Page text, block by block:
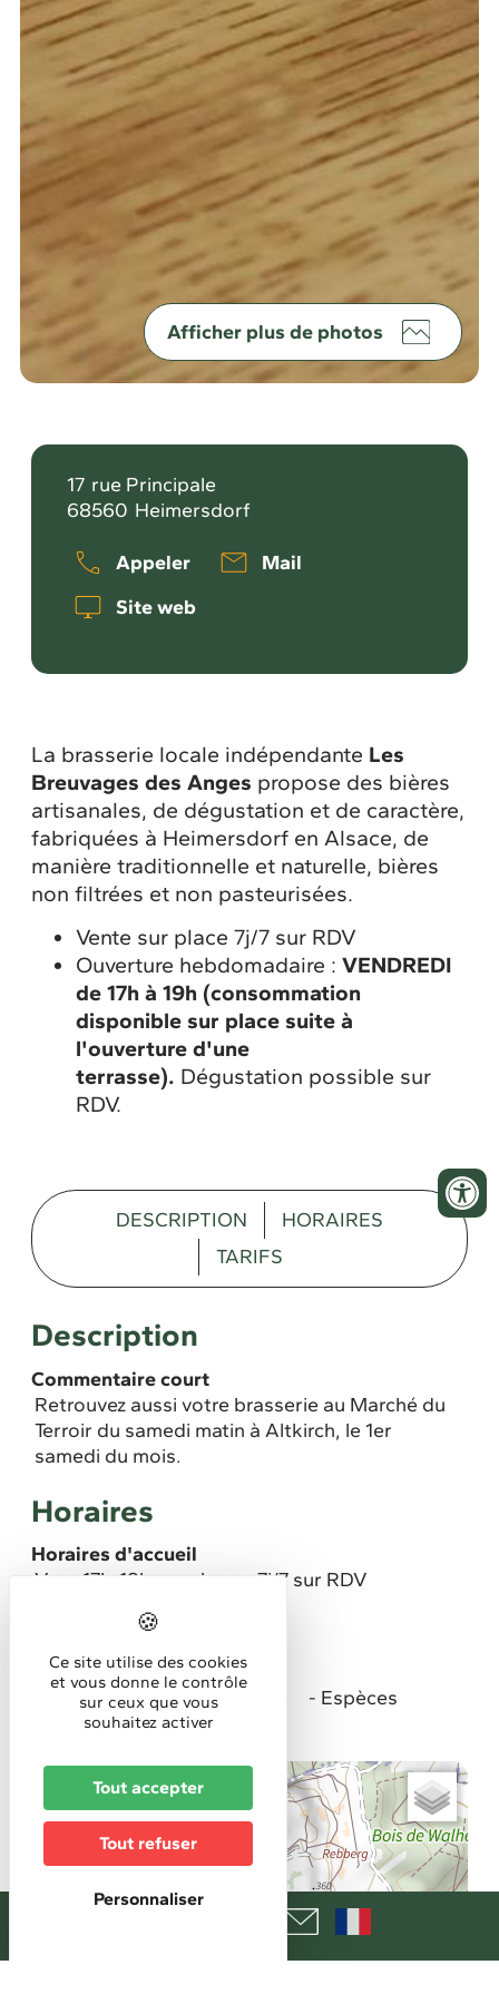
Afficher plus de photos
17 rue Principale
68560 Heimersdorf
Appeler
Mail
Site web
La brasserie locale indépendante Les
Breuvages des Anges propose des bières
artisanales, de dégustation et de caractère,
fabriquées à Heimersdorf en Alsace, de
manière traditionnelle et naturelle, bières
non filtrées et non pasteurisées.
Vente sur place 7j/7 sur RDV
Ouverture hebdomadaire :VENDREDI
de 17h à 19h (consommation
disponible sur place suite à
l'ouverture d'une
terrasse). Dégustation possible sur
RDV.
DESCRIPTION
HORAIRES
TARIFS
Description
Commentaire court
Retrouvez aussi votre brasserie au Marché du
Terroir du samedi matin à Altkirch, le 1er
samedi du mois.
Horaires
Horaires d'accueil
Ven : 17h-19h sur place. ; 7j/7 sur RDV
Moyen de paiement
Carte bancaire
Espèces
−
Ce site utilise des cookies
et vous donne le contrôle
sur ceux que vous
souhaitez activer
Tout accepter
Tout refuser
Personnaliser